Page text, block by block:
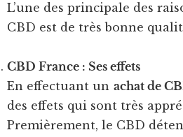
L’une des principale des
CBD est de très bonne
CBD France : Ses effets
En effectuant un achat de
des effets qui sont très
Premièrement, le CBD